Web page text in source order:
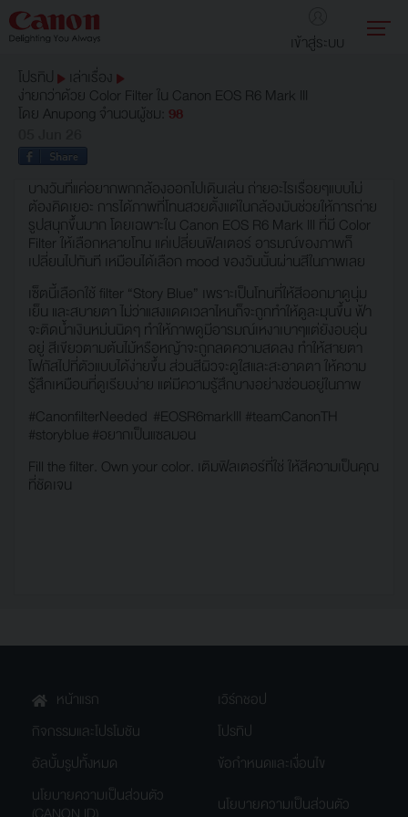
เข้าสู่ระบบ
โปรทิป
เล่าเรื่อง
ง่ายกว่าด้วย Color Filter ใน Canon EOS R6 Mark III
โดยAnupong จำนวนผู้ชม: 98
บางวันที่แค่อยากพกกล้องออกไปเดินเล่น ถ่ายอะไรเรื่อยๆแบบไม่
ต้องคิดเยอะ การได้ภาพที่โทนสวยตั้งแต่ในกล้องมันช่วยให้การถ่าย
รูปสนุกขึ้นมาก โดยเฉพาะใน Canon EOS R6 Mark III ที่มี Color
Filter ให้เลือกหลายโทน แค่เปลี่ยนฟิลเตอร์ อารมณ์ของภาพก็
เปลี่ยนไปทันที เหมือนได้เลือก mood ของวันนั้นผ่านสีในภาพเลย
เซ็ตนี้เลือกใช้ filter “Story Blue” เพราะเป็นโทนที่ให้สีออกมาดูนุ่ม
เย็น และสบายตา ไม่ว่าแสงแดดเวลาไหนก็จะถูกทำให้ดูละมุนขึ้น ฟ้า
จะติดน้ำเงินหม่นนิดๆ ทำให้ภาพดูมีอารมณ์เหงาเบาๆแต่ยังอบอุ่น
อยู่ สีเขียวตามต้นไม้หรือหญ้าจะถูกลดความสดลง ทำให้สายตา
โฟกัสไปที่ตัวแบบได้ง่ายขึ้น ส่วนสีผิวจะดูใสและสะอาดตา ให้ความ
รู้สึกเหมือนที่ดูเรียบง่าย แต่มีความรู้สึกบางอย่างซ่อนอยู่ในภาพ
#CanonfilterNeeded #EOSR6markIII #teamCanonTH
#storyblue #อยากเป็นแซลมอน
Fill the filter. Own your color. เติมฟิลเตอร์ที่ใช่ ให้สีความเป็นคุณ
ที่ชัดเจน
หน้าแรก
เวิร์กชอป
กิจกรรมและโปรโมชัน
โปรทิป
อัลบั้มรูปทั้งหมด
ข้อกำหนดและเงื่อนไข
นโยบายความเป็นส่วนตัว
นโยบายความเป็นส่วนตัว